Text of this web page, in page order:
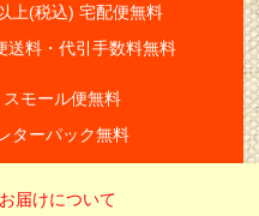
上(税込) 宅配便無料
送料・代引手数料無料
モール便無料
ターパック無料
けについて